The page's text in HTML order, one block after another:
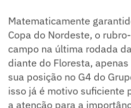
Matematicamente
Copa do Nordeste, o
campo na última rodada
diante do Floresta,
sua posição no G4 do
isso já é motivo suficiente
a atenção para a